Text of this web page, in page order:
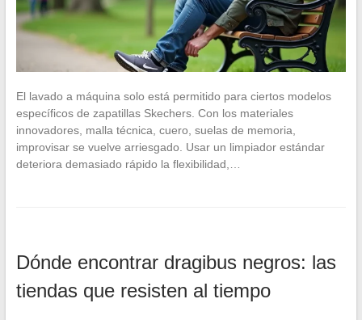
El lavado a máquina solo está permitido para ciertos modelos
específicos de zapatillas Skechers. Con los materiales
innovadores, malla técnica, cuero, suelas de memoria,
improvisar se vuelve arriesgado. Usar un limpiador estándar
deteriora demasiado rápido la flexibilidad,…
Dónde encontrar dragibus negros: las
tiendas que resisten al tiempo